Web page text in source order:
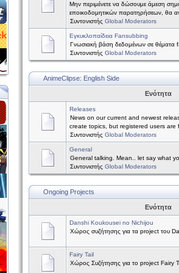
Μην περιμένετε να δώσουμε άμεση
εποικοδομητικών παρατηρήσεων, θα
Συντονιστής Global Moderators
Εγκυκλοπαίδεια Fansubbing
Γνωσιακή βάση δεδομένων σε θέματα
Συντονιστής Global Moderators
AnimeClipse: English Side
Ενότητα
Releases
News on our current and newest
create topics, but registered users are
Συντονιστής Global Moderators
General
General talking. Mean.. let say what
Συντονιστής Global Moderators
Ongoing Projects
Ενότητα
Danshi Koukousei no Nichijou
Χώρος συζήτησης για τα project του
Fairy Tail
Χώρος Συζήτησης για το project Fairy